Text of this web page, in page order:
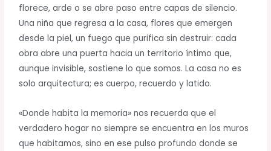
florece, arde o se abre paso entre capas de silencio.
Una niña que regresa a la casa, flores que emergen
desde la piel, un fuego que purifica sin destruir: cada
obra abre una puerta hacia un territorio íntimo que,
aunque invisible, sostiene lo que somos. La casa no es
solo arquitectura; es cuerpo, recuerdo y latido.
«Donde habita la memoria» nos recuerda que el
verdadero hogar no siempre se encuentra en los muros
que habitamos, sino en ese pulso profundo donde se